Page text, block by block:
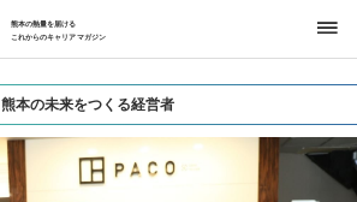
熊本の熱量を届ける
これからのキャリアマガジン
熊本の未来をつくる経営者